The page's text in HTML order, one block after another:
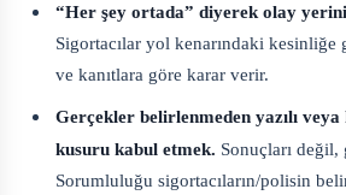
“Her şey ortada” diyerek olay
Sigortacılar yol kenarındaki kesinliğe
ve kanıtlara göre karar verir.
Gerçekler belirlenmeden yazılı
kusuru kabul etmek. Sonuçları değil,
Sorumluluğu sigortacıların/polisin